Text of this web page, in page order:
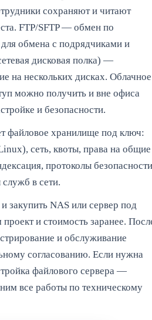
сохраняют и читают
FTP/SFTP — обмен по
обмена с подрядчиками и
дисковая полка) —
на нескольких дисках. Облачное
можно получить и вне офиса
и безопасности.
файловое хранилище под ключ:
сеть, квоты, права на общие
протоколы безопасности
в сети.
закупить NAS или сервер под
проект и стоимость заранее.
и обслуживание
согласованию. Если нужна
файлового сервера —
все работы по техническому